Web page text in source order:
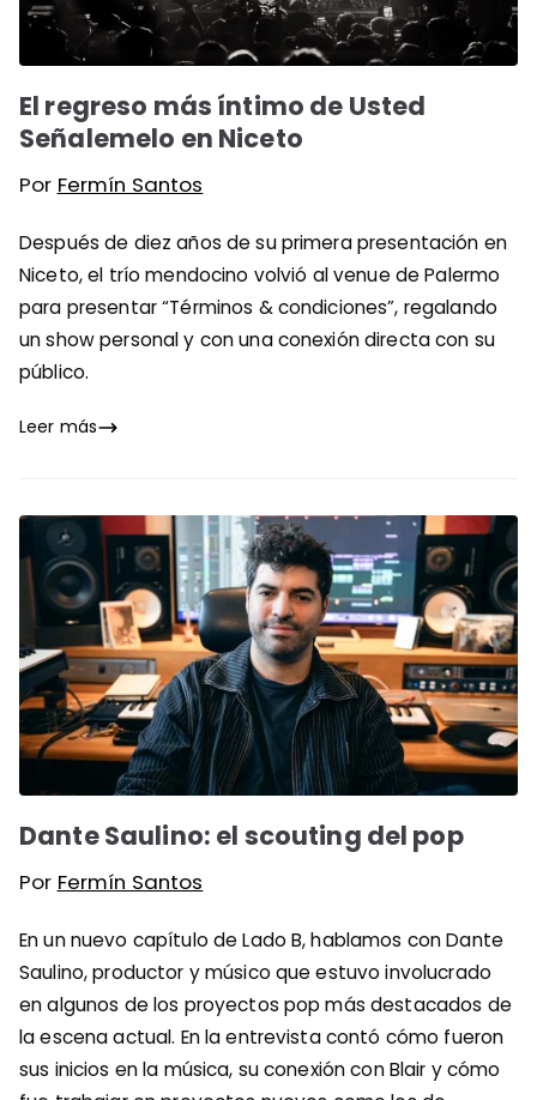
El regreso más íntimo de Usted
Señalemelo en Niceto
Por Fermín Santos
Después de diez años de su primera presentación en
Niceto, el trío mendocino volvió al venue de Palermo
para presentar “Términos & condiciones”, regalando
un show personal y con una conexión directa con su
público.
Leer más
Dante Saulino: el scouting del pop
Por Fermín Santos
En un nuevo capítulo de Lado B, hablamos con Dante
Saulino, productor y músico que estuvo involucrado
en algunos de los proyectos pop más destacados de
la escena actual. En la entrevista contó cómo fueron
sus inicios en la música, su conexión con Blair y cómo